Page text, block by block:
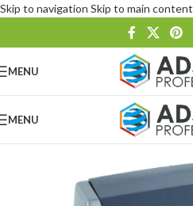
Skip to navigation Skip to main content
MENU
MENU